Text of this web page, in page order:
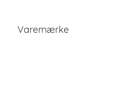
Varemærke